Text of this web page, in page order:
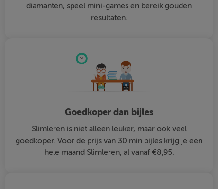
diamanten, speel mini-games en bereik gouden
resultaten.
Goedkoper dan bijles
Slimleren is niet alleen leuker, maar ook veel
goedkoper. Voor de prijs van 30 min bijles krijg je een
hele maand Slimleren, al vanaf €8,95.